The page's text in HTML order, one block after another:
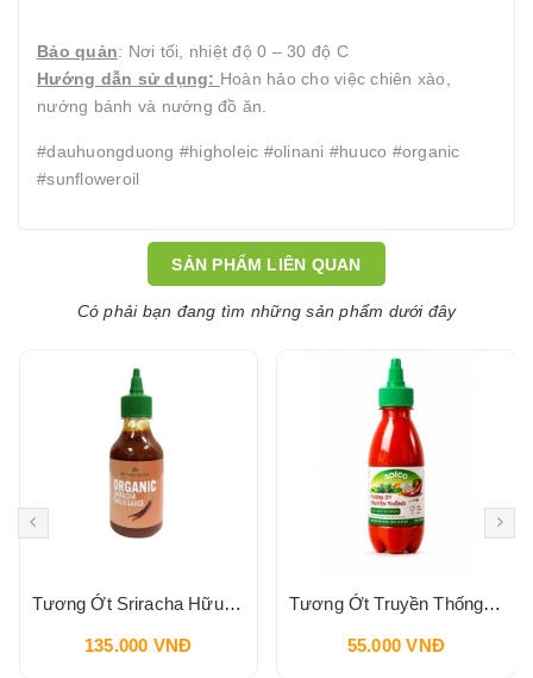
Bảo quản: Nơi tối, nhiệt độ 0 – 30 độ C
Hướng dẫn sử dụng: Hoàn hảo cho việc chiên xào,
nướng bánh và nướng đồ ăn.
#dauhuongduong #higholeic #olinani #huuco #organic
#sunfloweroil
SẢN PHẨM LIÊN QUAN
Có phải bạn đang tìm những sản phẩm dưới đây
Tương Ớt Sriracha Hữu Cơ Pbfarm 230g
135.000 VNĐ
Tương Ớt Truyền Thống SPICO Sriracha Chilli Sauce 240g
55.000 VNĐ